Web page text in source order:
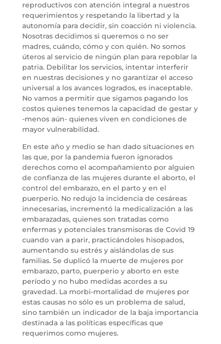
reproductivos con atención integral a nuestros
requerimientos y respetando la libertad y la
autonomía para decidir, sin coacción ni violencia.
Nosotras decidimos si queremos o no ser
madres, cuándo, cómo y con quién. No somos
úteros al servicio de ningún plan para repoblar la
patria. Debilitar los servicios, intentar interferir
en nuestras decisiones y no garantizar el acceso
universal a los avances logrados, es inaceptable.
No vamos a permitir que sigamos pagando los
costos quienes tenemos la capacidad de gestar y
-menos aún- quienes viven en condiciones de
mayor vulnerabilidad.
En este año y medio se han dado situaciones en
las que, por la pandemia fueron ignorados
derechos como el acompañamiento por alguien
de confianza de las mujeres durante el aborto, el
control del embarazo, en el parto y en el
puerperio. No redujo la incidencia de cesáreas
innecesarias, incrementó la medicalización a las
embarazadas, quienes son tratadas como
enfermas y potenciales transmisoras de Covid 19
cuando van a parir, practicándoles hisopados,
aumentando su estrés y aislándolas de sus
familias. Se duplicó la muerte de mujeres por
embarazo, parto, puerperio y aborto en este
período y no hubo medidas acordes a su
gravedad. La morbi-mortalidad de mujeres por
estas causas no sólo es un problema de salud,
sino también un indicador de la baja importancia
destinada a las políticas específicas que
requerimos como mujeres.